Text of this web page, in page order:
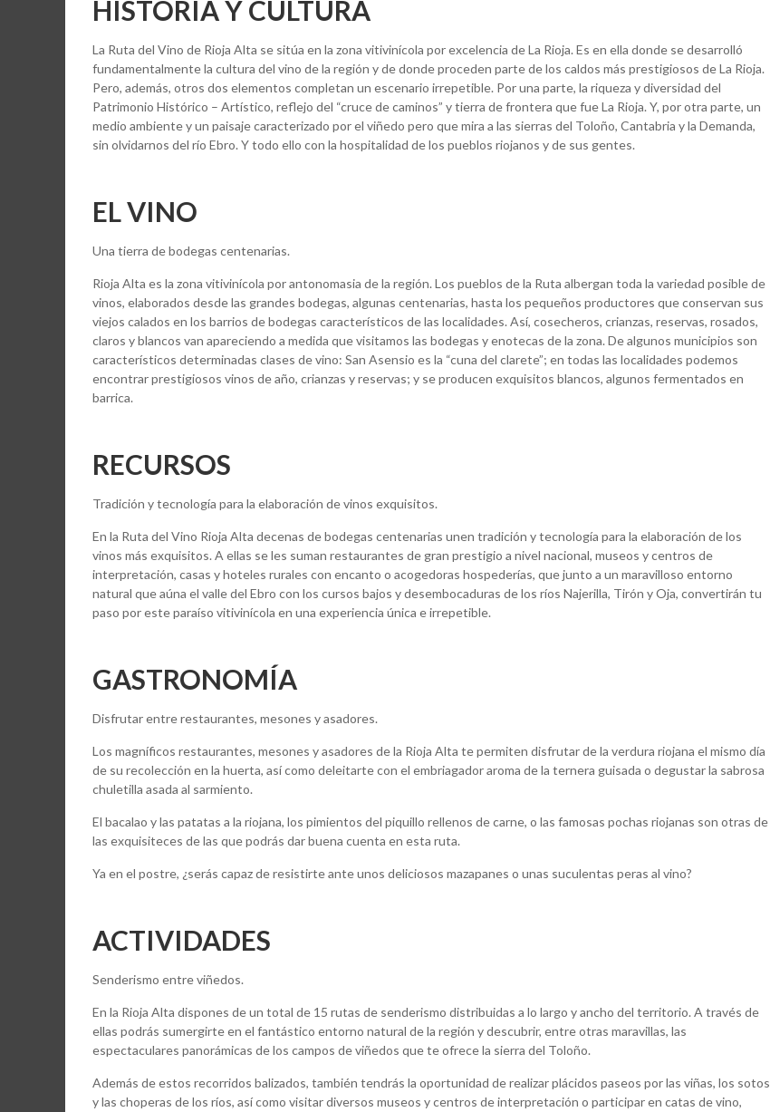
HISTORIA Y CULTURA
La Ruta del Vino de Rioja Alta se sitúa en la zona vitivinícola por excelencia de La Rioja. Es en ella donde se desarrolló
fundamentalmente la cultura del vino de la región y de donde proceden parte de los caldos más prestigiosos de La Rioja.
Pero, además, otros dos elementos completan un escenario irrepetible. Por una parte, la riqueza y diversidad del
Patrimonio Histórico – Artístico, reflejo del “cruce de caminos” y tierra de frontera que fue La Rioja. Y, por otra parte, un
medio ambiente y un paisaje caracterizado por el viñedo pero que mira a las sierras del Toloño, Cantabria y la Demanda,
sin olvidarnos del río Ebro. Y todo ello con la hospitalidad de los pueblos riojanos y de sus gentes.
EL VINO
Una tierra de bodegas centenarias.
Rioja Alta es la zona vitivinícola por antonomasia de la región. Los pueblos de la Ruta albergan toda la variedad posible de
vinos, elaborados desde las grandes bodegas, algunas centenarias, hasta los pequeños productores que conservan sus
viejos calados en los barrios de bodegas característicos de las localidades. Así, cosecheros, crianzas, reservas, rosados,
claros y blancos van apareciendo a medida que visitamos las bodegas y enotecas de la zona. De algunos municipios son
característicos determinadas clases de vino: San Asensio es la “cuna del clarete”; en todas las localidades podemos
encontrar prestigiosos vinos de año, crianzas y reservas; y se producen exquisitos blancos, algunos fermentados en
barrica.
RECURSOS
Tradición y tecnología para la elaboración de vinos exquisitos.
En la Ruta del Vino Rioja Alta decenas de bodegas centenarias unen tradición y tecnología para la elaboración de los
vinos más exquisitos. A ellas se les suman restaurantes de gran prestigio a nivel nacional, museos y centros de
interpretación, casas y hoteles rurales con encanto o acogedoras hospederías, que junto a un maravilloso entorno
natural que aúna el valle del Ebro con los cursos bajos y desembocaduras de los ríos Najerilla, Tirón y Oja, convertirán tu
paso por este paraíso vitivinícola en una experiencia única e irrepetible.
GASTRONOMÍA
Disfrutar entre restaurantes, mesones y asadores.
Los magníficos restaurantes, mesones y asadores de la Rioja Alta te permiten disfrutar de la verdura riojana el mismo día
de su recolección en la huerta, así como deleitarte con el embriagador aroma de la ternera guisada o degustar la sabrosa
chuletilla asada al sarmiento.
El bacalao y las patatas a la riojana, los pimientos del piquillo rellenos de carne, o las famosas pochas riojanas son otras de
las exquisiteces de las que podrás dar buena cuenta en esta ruta.
Ya en el postre, ¿serás capaz de resistirte ante unos deliciosos mazapanes o unas suculentas peras al vino?
ACTIVIDADES
Senderismo entre viñedos.
En la Rioja Alta dispones de un total de 15 rutas de senderismo distribuidas a lo largo y ancho del territorio. A través de
ellas podrás sumergirte en el fantástico entorno natural de la región y descubrir, entre otras maravillas, las
espectaculares panorámicas de los campos de viñedos que te ofrece la sierra del Toloño.
Además de estos recorridos balizados, también tendrás la oportunidad de realizar plácidos paseos por las viñas, los sotos
y las choperas de los ríos, así como visitar diversos museos y centros de interpretación o participar en catas de vino,